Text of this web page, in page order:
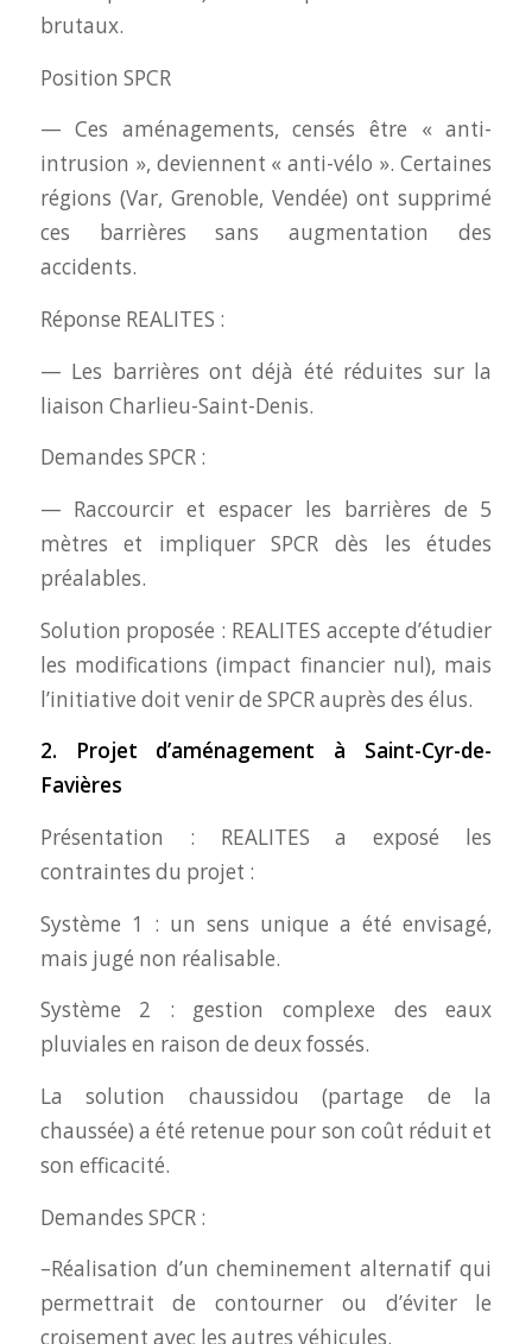
brutaux.
Position SPCR
— Ces aménagements, censés être « anti-
intrusion », deviennent « anti-vélo ». Certaines
régions (Var, Grenoble, Vendée) ont supprimé
ces barrières sans augmentation des
accidents.
Réponse REALITES :
— Les barrières ont déjà été réduites sur la
liaison Charlieu-Saint-Denis.
Demandes SPCR :
— Raccourcir et espacer les barrières de 5
mètres et impliquer SPCR dès les études
préalables.
Solution proposée : REALITES accepte d’étudier
les modifications (impact financier nul), mais
l’initiative doit venir de SPCR auprès des élus.
2. Projet d’aménagement à Saint-Cyr-de-
Favières
Présentation : REALITES a exposé les
contraintes du projet :
Système 1 : un sens unique a été envisagé,
mais jugé non réalisable.
Système 2 : gestion complexe des eaux
pluviales en raison de deux fossés.
La solution chaussidou (partage de la
chaussée) a été retenue pour son coût réduit et
son efficacité.
Demandes SPCR :
–Réalisation d’un cheminement alternatif qui
permettrait de contourner ou d’éviter le
croisement avec les autres véhicules.